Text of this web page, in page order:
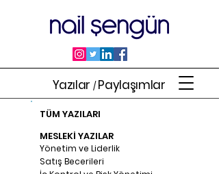
Yazılar /Paylaşımlar
TÜM YAZILARI
MESLEKİ YAZILAR
Yönetim ve Liderlik
Satış Becerileri